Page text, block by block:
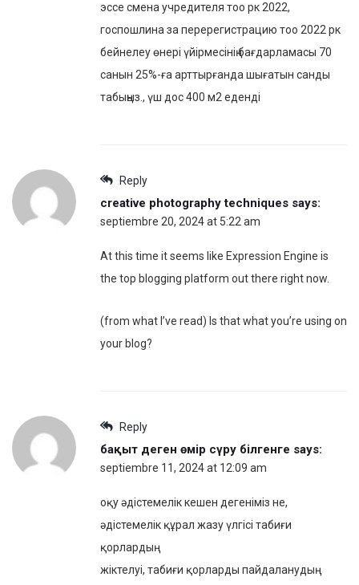
эссе смена учредителя тоо рк 2022,
госпошлина за перерегистрацию тоо 2022 рк
бейнелеу өнері үйірмесінің бағдарламасы 70
санын 25%-ға арттырғанда шығатын санды
табыңыз., үш дос 400 м2 еденді
Reply
creative photography techniques says:
septiembre 20, 2024 at 5:22 am
At this time it seems like Expression Engine is
the top blogging platform out there right now.
(from what I’ve read) Is that what you’re using on
your blog?
Reply
бақыт деген өмір сүру білгенге says:
septiembre 11, 2024 at 12:09 am
оқу әдістемелік кешен дегеніміз не,
әдістемелік құрал жазу үлгісі табиғи
қорлардың
жіктелуі, табиғи қорларды пайдаланудың